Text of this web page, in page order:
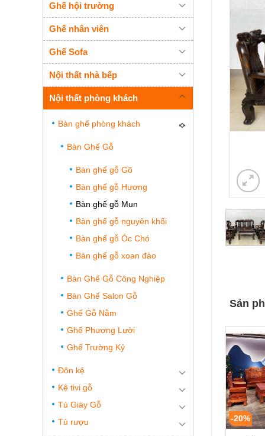
Ghế hội trường
Ghế nhân viên
Ghế Sofa
Nội thất nhà bếp
Nội thất phòng khách
Bàn ghế phòng khách
Bàn Ghế Gỗ
Bàn ghế gỗ Gõ
Bàn ghế gỗ Hương
Bàn ghế gỗ Mun
Bàn ghế gỗ nguyên khối
Bàn ghế gỗ Óc Chó
Bàn ghế gỗ xoan đào
Bàn Ghế Gỗ Công Nghiệp
Bàn Ghế Salon Gỗ
Ghế Gỗ Nằm
Ghế Phương Lười
Ghế Trường Kỷ
Đôn kệ
Kệ tivi gỗ
Tủ Giày Gỗ
Tủ rượu
Sản
-20%